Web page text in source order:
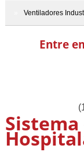
Ventiladores
Entre